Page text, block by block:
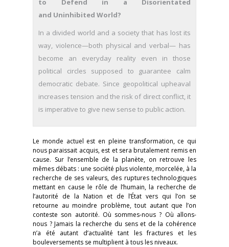
to Defend in a Disorientated
and Uninhibited World?
In a divided world and a society that has lost its
way, violence—both physical and verbal— has
become an everyday reality even in those
political circles supposed to guarantee calm
democratic debate. Since geopolitical upheaval
increases tension and the risk of direct conflict, it
is imperative to give new sense to public action.
Le monde actuel est en pleine transformation, ce qui
nous paraissait acquis, est et sera brutalement remis en
cause. Sur l’ensemble de la planète, on retrouve les
mêmes débats : une société plus violente, morcelée, à la
recherche de ses valeurs, des ruptures technologiques
mettant en cause le rôle de l’humain, la recherche de
l’autorité de la Nation et de l’État vers qui l’on se
retourne au moindre problème, tout autant que l’on
conteste son autorité. Où sommes-nous ? Où allons-
nous ? Jamais la recherche du sens et de la cohérence
n’a été autant d’actualité tant les fractures et les
bouleversements se multiplient à tous les niveaux.